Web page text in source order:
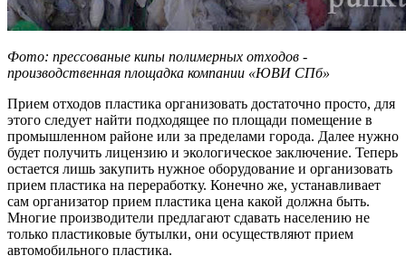
Фото: прессованые кипы полимерных отходов -
производственная площадка компании «ЮВИ ​СПб»
Прием отходов пластика организовать достаточно просто, для
этого следует найти подходящее по площади помещение в
промышленном районе или за пределами города. Далее нужно
будет получить лицензию и экологическое заключение. Теперь
остается лишь закупить нужное оборудование и организовать
прием пластика на переработку. Конечно же, устанавливает
сам организатор прием пластика цена какой должна быть.
Многие производители предлагают сдавать населению не
только пластиковые бутылки, они осуществляют прием
автомобильного пластика.